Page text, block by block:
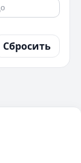
Сбросить